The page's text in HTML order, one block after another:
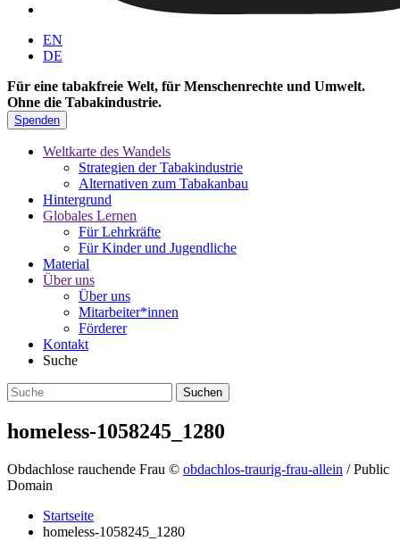
EN
DE
Für eine tabakfreie Welt, für Menschenrechte und Umwelt.
Ohne die Tabakindustrie.
Spenden
Weltkarte des Wandels
Strategien der Tabakindustrie
Alternativen zum Tabakanbau
Hintergrund
Globales Lernen
Für Lehrkräfte
Für Kinder und Jugendliche
Material
Über uns
Über uns
Mitarbeiter*innen
Förderer
Kontakt
Suche
homeless-1058245_1280
Obdachlose rauchende Frau © obdachlos-traurig-frau-allein / Public
Domain
Startseite
homeless-1058245_1280